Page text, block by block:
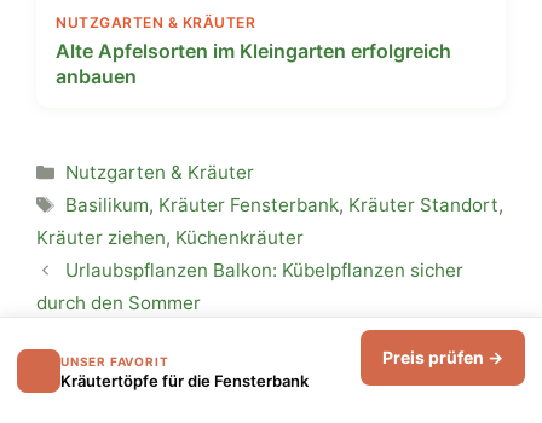
UNSER FAVORIT
Kräutertöpfe für die Fensterbank
Preis prüfen →
NUTZGARTEN & KRÄUTER
Alte Apfelsorten im Kleingarten erfolgreich
anbauen
Kategorien
Nutzgarten & Kräuter
Schlagwörter
Basilikum, Kräuter Fensterbank, Kräuter Standort,
Kräuter ziehen, Küchenkräuter
Urlaubspflanzen Balkon: Kübelpflanzen sicher
durch den Sommer
Basilikum pflegen: Warum geht Basilikum ein und
wie hält es länger?